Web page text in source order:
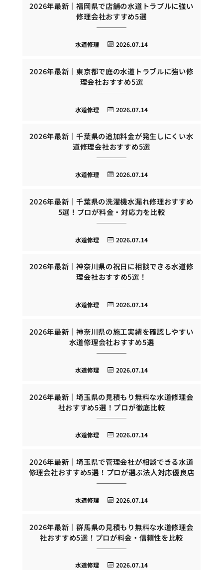
2026年最新｜福岡県で店舗の水道トラブルに強い
修理会社おすすめ5選
2026.07.14
水道修理
2026年最新｜東京都で庭の水道トラブルに強い修
理会社おすすめ5選
2026.07.14
水道修理
2026年最新｜千葉県の追加料金が発生しにくい水
道修理会社おすすめ5選
2026.07.14
水道修理
2026年最新｜千葉県の洗濯機水漏れ修理おすすめ
5選！プロが料金・対応力を比較
2026.07.14
水道修理
2026年最新｜神奈川県の祝日に相談できる水道修
理会社おすすめ5選！
2026.07.14
水道修理
2026年最新｜神奈川県の施工実績を確認しやすい
水道修理会社おすすめ5選
2026.07.14
水道修理
2026年最新｜埼玉県の見積もり無料な水道修理会
社おすすめ5選！プロが徹底比較
2026.07.14
水道修理
2026年最新｜埼玉県で管理会社が相談できる水道
修理会社おすすめ5選！プロが選ぶ法人対応優良店
2026.07.14
水道修理
2026年最新｜群馬県の見積もり無料な水道修理会
社おすすめ5選！プロが料金・信頼性を比較
2026.07.14
水道修理